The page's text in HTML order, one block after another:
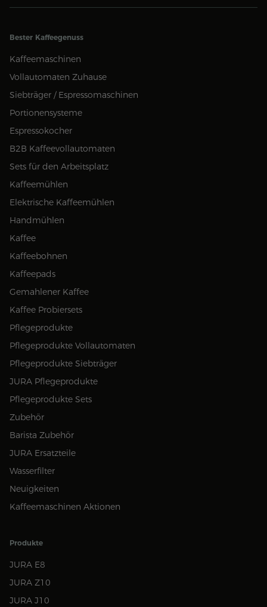
Bester Kaffeegenuss
Kaffeemaschinen
Vollautomaten Zuhause
Siebträger / Espressomaschinen
Portionensysteme
Espressokocher
B2B Kaffeevollautomaten
Sets für den Arbeitsplatz
Kaffeemühlen
Elektrische Kaffeemühlen
Handmühlen
Kaffee
Kaffeebohnen
Kaffeepads
Gemahlener Kaffee
Kaffee Probiersets
Pflegeprodukte
Pflegeprodukte Vollautomaten
Pflegeprodukte Siebträger
JURA Pflegeprodukte
Pflegeprodukte Sets
Zubehör
Barista Zubehör
JURA Ersatzteile
Wasserfilter
Neuigkeiten
Kaffeemaschinen Aktionen
Produkte
JURA E8
JURA Z10
JURA J10